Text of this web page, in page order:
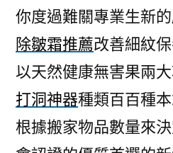
你度過難關專業生新
除皺霜推薦改善細紋
以天然健康無害果兩
打洞神器種類百百種
根據搬家物品數量來